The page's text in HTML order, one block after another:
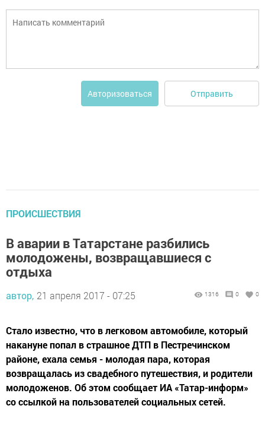
Авторизоваться Отправить
ПРОИСШЕСТВИЯ
В аварии в Татарстане разбились
молодожены, возвращавшиеся с
отдыха
автор, 21 апреля 2017 - 07:25 1316 0 0
Стало известно, что в легковом автомобиле, который
накануне попал в страшное ДТП в Пестречинском
районе, ехала семья - молодая пара, которая
возвращалась из свадебного путешествия, и родители
молодоженов. Об этом сообщает ИА «Татар-информ»
со ссылкой на пользователей социальных сетей.